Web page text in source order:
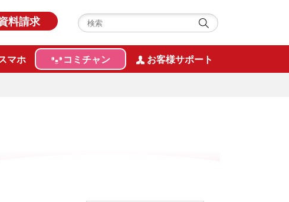
料請求
マホ コミチャン お客様サポート